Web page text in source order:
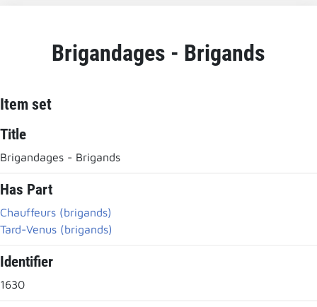
Brigandages - Brigands
Item set
Title
Brigandages - Brigands
Has Part
Chauffeurs (brigands)
Tard-Venus (brigands)
Identifier
1630